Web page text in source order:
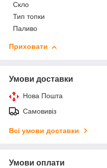
Скло
Тип топки
Паливо
Приховати
Умови доставки
Нова Пошта
Самовивіз
Всі умови доставки
Умови оплати